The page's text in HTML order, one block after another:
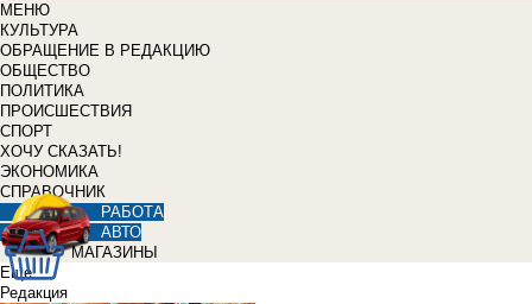
МЕНЮ
КУЛЬТУРА
ОБРАЩЕНИЕ В РЕДАКЦИЮ
ОБЩЕСТВО
ПОЛИТИКА
ПРОИСШЕСТВИЯ
СПОРТ
ХОЧУ СКАЗАТЬ!
ЭКОНОМИКА
СПРАВОЧНИК
РАБОТА
АВТО
МАГАЗИНЫ
Еще
Редакция